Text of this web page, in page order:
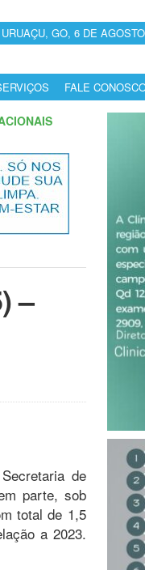
GO, 6 DE
FALE
–
de
parte, sob
total de 1,5
a 2023.